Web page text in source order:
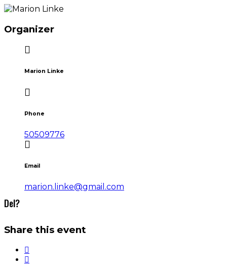
Organizer
Marion Linke
Phone
50509776
Email
marion.linke@gmail.com
Del?
Share this event